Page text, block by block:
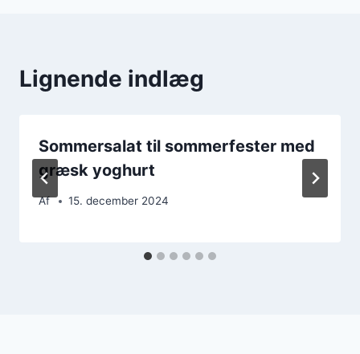
Lignende indlæg
Sommersalat til sommerfester med
græsk yoghurt
Af 15. december 2024